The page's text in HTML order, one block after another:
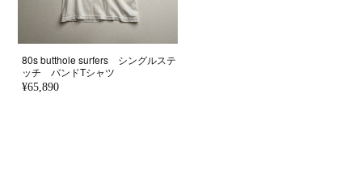
80s butthole surfers シングルステ
ッチ バンドTシャツ
¥65,890